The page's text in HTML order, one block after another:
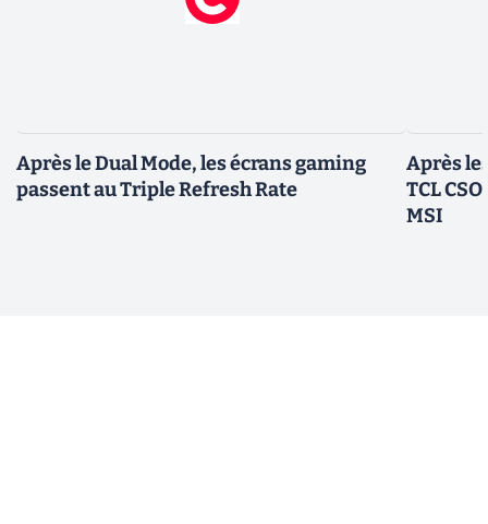
Après le Dual Mode, les écrans gaming
passent au Triple Refresh Rate
Après
TCL
MSI